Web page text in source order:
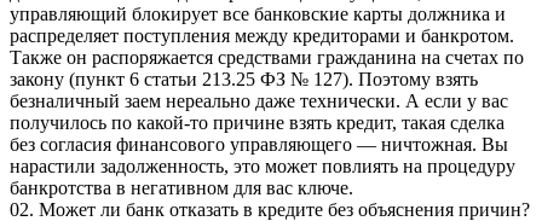
управляющий блокирует все банковские карты должника и
распределяет поступления между кредиторами и банкротом.
Также он распоряжается средствами гражданина на счетах по
закону (пункт 6 статьи 213.25 ФЗ № 127). Поэтому взять
безналичный заем нереально даже технически. А если у вас
получилось по какой-то причине взять кредит, такая сделка
без согласия финансового управляющего — ничтожная. Вы
нарастили задолженность, это может повлиять на процедуру
банкротства в негативном для вас ключе.
02. Может ли банк отказать в кредите без объяснения причин?